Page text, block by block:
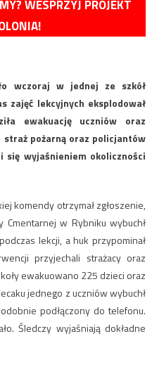
WESPRZYJ PROJEKT
wczoraj w jednej ze szkół
zajęć lekcyjnych eksplodował
ewakuację uczniów oraz
pożarną oraz policjantów
wyjaśnieniem okoliczności
komendy otrzymał zgłoszenie,
w Rybniku wybuchł
lekcji, a huk przypominał
przyjechali strażacy oraz
ewakuowano 225 dzieci oraz
jednego z uczniów wybuchł
podłączony do telefonu.
Śledczy wyjaśniają dokładne